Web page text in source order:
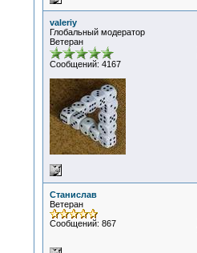
valeriy
Глобальный модератор
Ветеран
Сообщений: 4167
Станислав
Ветеран
Сообщений: 867